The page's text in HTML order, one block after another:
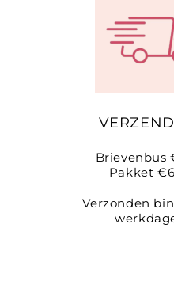
Brievenbus
Pakket
Verzonden